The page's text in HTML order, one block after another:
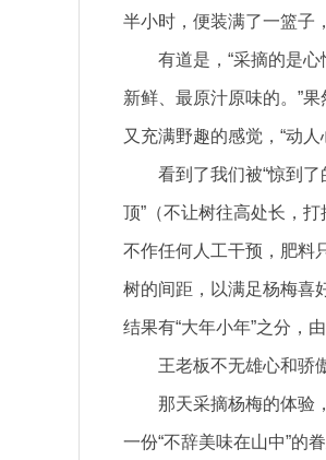
半小时，便装满了一篮子
有道是，“采摘的是
新鲜、最原汁原味的。”
又充满野趣的感觉，“动人
看到了我们被“惊到
顶”（不让树往高处长，
不作任何人工干预，肥料
树的间距，以满足杨梅喜
结果有“大年小年”之分，
王老板不无雄心和骄
那天采摘杨梅的体验
一份“不辞美味在山中”的